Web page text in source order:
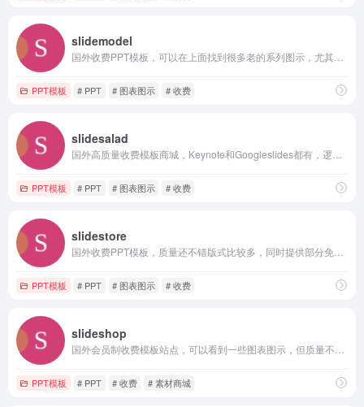
slidemodel
PPT模板 # PPT # 图表图示 # 收费
slidesalad
PPT模板 # PPT # 图表图示 # 收费
slidestore
PPT模板 # PPT # 图表图示 # 收费
slideshop
PPT模板 # PPT # 收费 # 素材商城